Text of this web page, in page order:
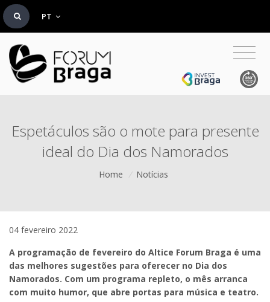
PT
Espetáculos são o mote para presente
ideal do Dia dos Namorados
Home / Notícias
04 fevereiro 2022
A programação de fevereiro do Altice Forum Braga é uma
das melhores sugestões para oferecer no Dia dos
Namorados. Com um programa repleto, o mês arranca
com muito humor, que abre portas para música e teatro.